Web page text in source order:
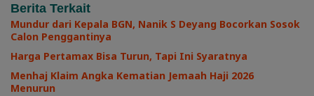
Berita Terkait
Mundur dari Kepala BGN, Nanik S Deyang Bocorkan Sosok
Calon Penggantinya
Harga Pertamax Bisa Turun, Tapi Ini Syaratnya
Menhaj Klaim Angka Kematian Jemaah Haji 2026
Menurun